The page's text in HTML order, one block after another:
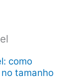
como
tamanho